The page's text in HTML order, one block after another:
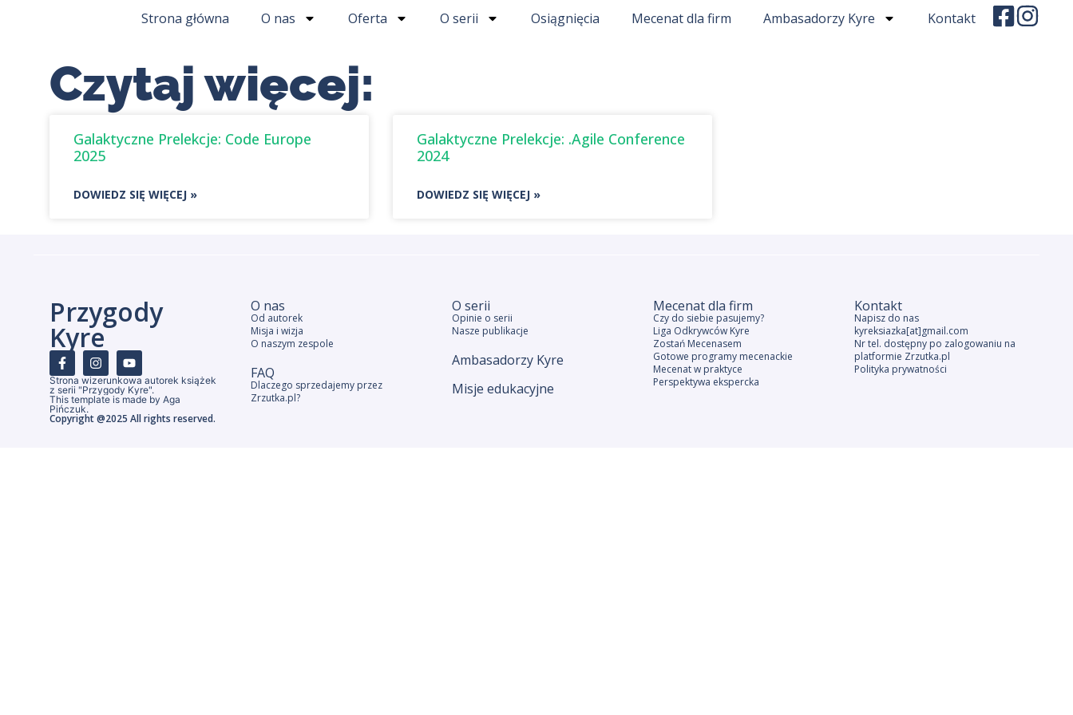
Strona główna O nas Oferta O serii Osiągnięcia Mecenat dla firm Ambasadorzy Kyre Kontakt
Czytaj więcej:
Galaktyczne Prelekcje: Code Europe
2025
DOWIEDZ SIĘ WIĘCEJ »
Galaktyczne Prelekcje: .Agile Conference
2024
DOWIEDZ SIĘ WIĘCEJ »
Przygody
Kyre
Strona wizerunkowa autorek książek
z serii "Przygody Kyre".
This template is made by Aga
Pińczuk.
Copyright @2025 All rights reserved.
O nas
Od autorek
Misja i wizja
O naszym zespole
FAQ
Dlaczego sprzedajemy przez
Zrzutka.pl?
O serii
Opinie o serii
Nasze publikacje
Ambasadorzy Kyre
Misje edukacyjne
Mecenat dla firm
Czy do siebie pasujemy?
Liga Odkrywców Kyre
Zostań Mecenasem
Gotowe programy mecenackie
Mecenat w praktyce
Perspektywa ekspercka
Kontakt
Napisz do nas
kyreksiazka[at]gmail.com
Nr tel. dostępny po zalogowaniu na
platformie Zrzutka.pl
Polityka prywatności